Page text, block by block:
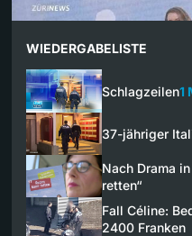
WIEDERGABELISTE
Schlagzeilen1
37-jähriger
Nach Drama
retten“
Fall Céline:
2400 Franken